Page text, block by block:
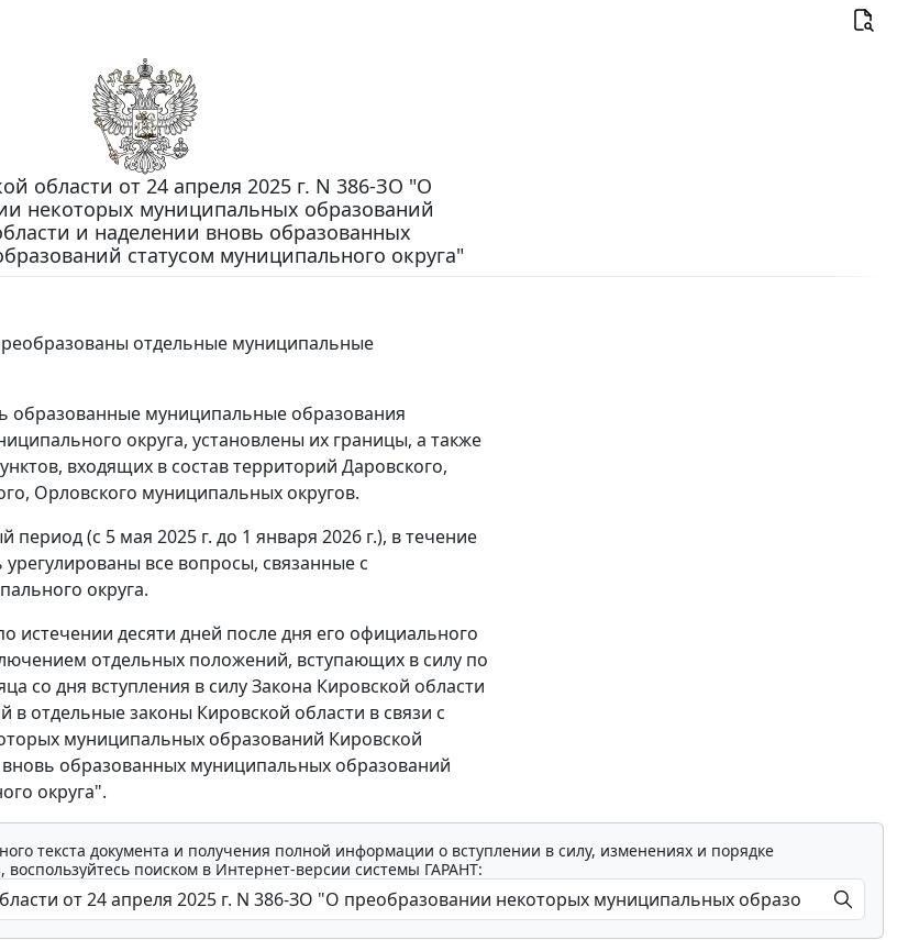
области от 24 апреля 2025 г. N 386-ЗО "О
некоторых муниципальных образований
и наделении вновь образованных
статусом муниципального округа"
отдельные муниципальные
образованные муниципальные образования
округа, установлены их границы, а также
входящих в состав территорий Даровского,
Орловского муниципальных округов.
период (с 5 мая 2025 г. до 1 января 2026 г.), в течение
все вопросы, связанные с
округа.
истечении десяти дней после дня его официального
отдельных положений, вступающих в силу по
со дня вступления в силу Закона Кировской области
в отдельные законы Кировской области в связи с
муниципальных образований Кировской
образованных муниципальных образований
округа".
текста документа и получения полной информации о вступлении в силу, изменениях и порядке
поиском в Интернет-версии системы ГАРАНТ: